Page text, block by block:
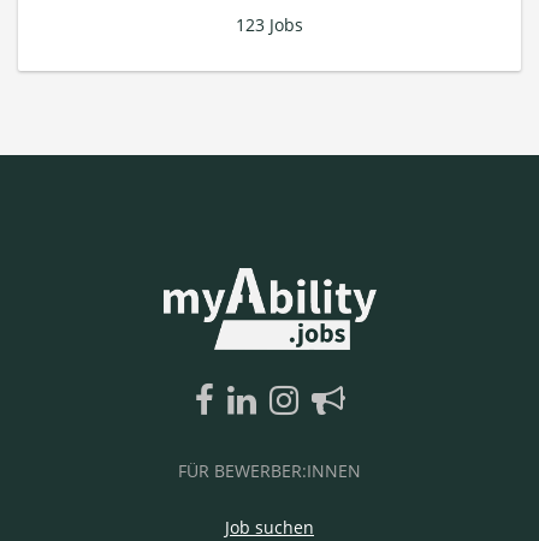
123 Jobs
FÜR BEWERBER:INNEN
Job suchen